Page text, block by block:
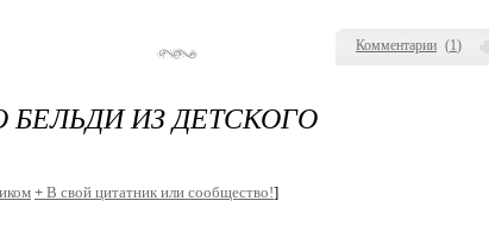
Комментарии (1)
ИЗ ДЕТСКОГО
+ В свой цитатник или сообщество!]